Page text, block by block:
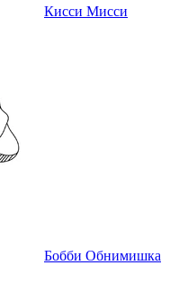
Кисси Мисси
Бобби Обнимишка